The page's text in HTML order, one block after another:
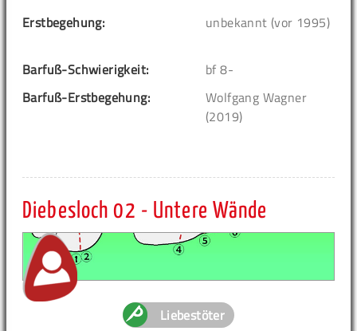
Erstbegehung: unbekannt (vor 1995)
Barfuß-Schwierigkeit:
bf 8-
Barfuß-Erstbegehung:
Wolfgang Wagner
(2019)
Diebesloch 02 - Untere Wände
Liebestöter